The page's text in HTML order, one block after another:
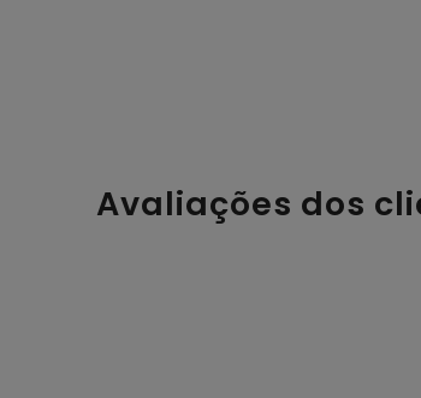
Avaliações dos